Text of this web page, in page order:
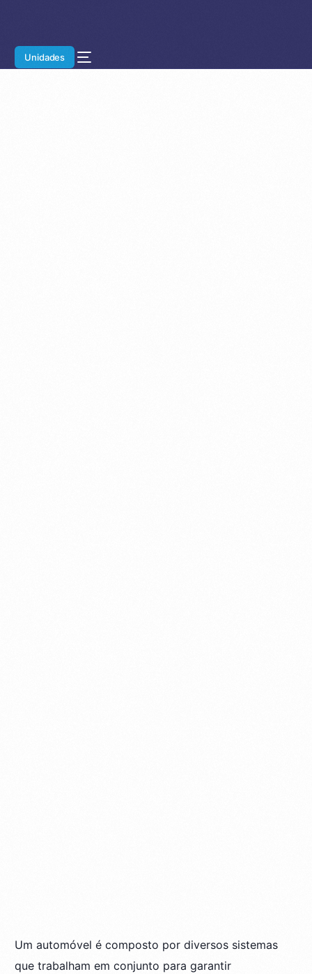
Unidades
Um automóvel é composto por diversos sistemas
que trabalham em conjunto para garantir